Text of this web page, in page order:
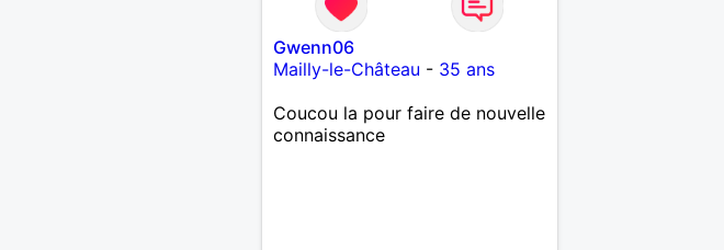
Gwenn06
Mailly-le-Château - 35 ans
Coucou la pour faire de nouvelle
connaissance